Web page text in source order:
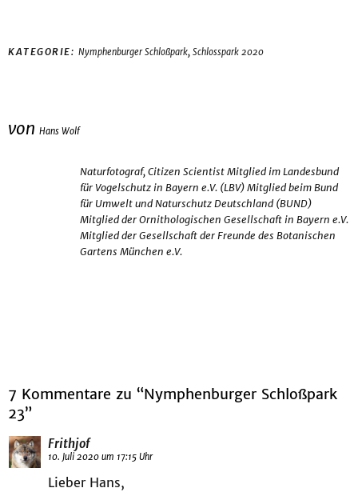
KATEGORIE: Nymphenburger Schloßpark, Schlosspark 2020
von Hans Wolf
Naturfotograf, Citizen Scientist Mitglied im Landesbund
für Vogelschutz in Bayern e.V. (LBV) Mitglied beim Bund
für Umwelt und Naturschutz Deutschland (BUND)
Mitglied der Ornithologischen Gesellschaft in Bayern e.V.
Mitglied der Gesellschaft der Freunde des Botanischen
Gartens München e.V.
7 Kommentare zu “Nymphenburger Schloßpark
23”
Frithjof
10. Juli 2020 um 17:15 Uhr
Lieber Hans,